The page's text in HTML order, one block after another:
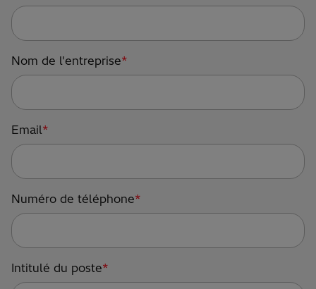
Nom de l'entreprise*
Email*
Numéro de téléphone*
Intitulé du poste*